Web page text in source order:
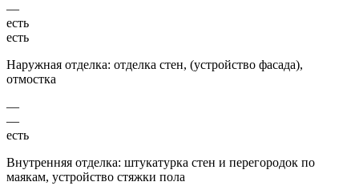
—
есть
есть
Наружная отделка: отделка стен, (устройство фасада),
отмостка
—
—
есть
Внутренняя отделка: штукатурка стен и перегородок по
маякам, устройство стяжки пола